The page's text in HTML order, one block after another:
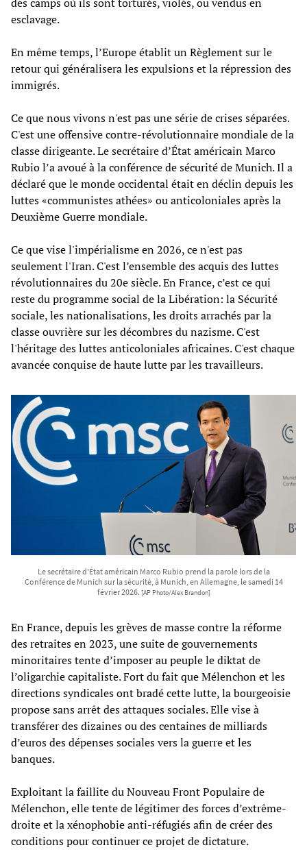
esclavage.
En même temps, l’Europe établit un Règlement sur le
retour qui généralisera les expulsions et la répression des
immigrés.
Ce que nous vivons n'est pas une série de crises séparées.
C'est une offensive contre-révolutionnaire mondiale de la
classe dirigeante. Le secrétaire d’État américain Marco
Rubio l’a avoué à la conférence de sécurité de Munich. Il a
déclaré que le monde occidental était en déclin depuis les
luttes «communistes athées» ou anticoloniales après la
Deuxième Guerre mondiale.
Ce que vise l'impérialisme en 2026, ce n'est pas
seulement l'Iran. C'est l’ensemble des acquis des luttes
révolutionnaires du 20e siècle. En France, c’est ce qui
reste du programme social de la Libération: la Sécurité
sociale, les nationalisations, les droits arrachés par la
classe ouvrière sur les décombres du nazisme. C'est
l'héritage des luttes anticoloniales africaines. C'est chaque
avancée conquise de haute lutte par les travailleurs.
Le secrétaire d'État américain Marco Rubio prend la parole lors de la
Conférence de Munich sur la sécurité, à Munich, en Allemagne, le samedi 14
février 2026. [AP Photo/Alex Brandon]
En France, depuis les grèves de masse contre la réforme
des retraites en 2023, une suite de gouvernements
minoritaires tente d’imposer au peuple le diktat de
l’oligarchie capitaliste. Fort du fait que Mélenchon et les
directions syndicales ont bradé cette lutte, la bourgeoisie
propose sans arrêt des attaques sociales. Elle vise à
transférer des dizaines ou des centaines de milliards
d’euros des dépenses sociales vers la guerre et les
banques.
Exploitant la faillite du Nouveau Front Populaire de
Mélenchon, elle tente de légitimer des forces d’extrême-
droite et la xénophobie anti-réfugiés afin de créer des
conditions pour continuer ce projet de dictature.